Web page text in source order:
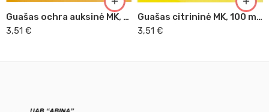
Guašas ochra auksinė MK, 100 ml (205)
3,51 €
Guašas citrininė MK, 100 ml (214)
3,51 €